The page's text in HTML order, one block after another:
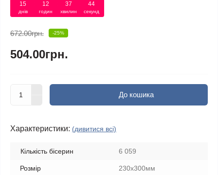
15
днів
12
годин
37
хвилин
44
секунд
672.00грн. -25%
504.00грн.
До кошика
Характеристики: (дивитися всі)
Кількість бісерин 6 059
Розмір 230х300мм